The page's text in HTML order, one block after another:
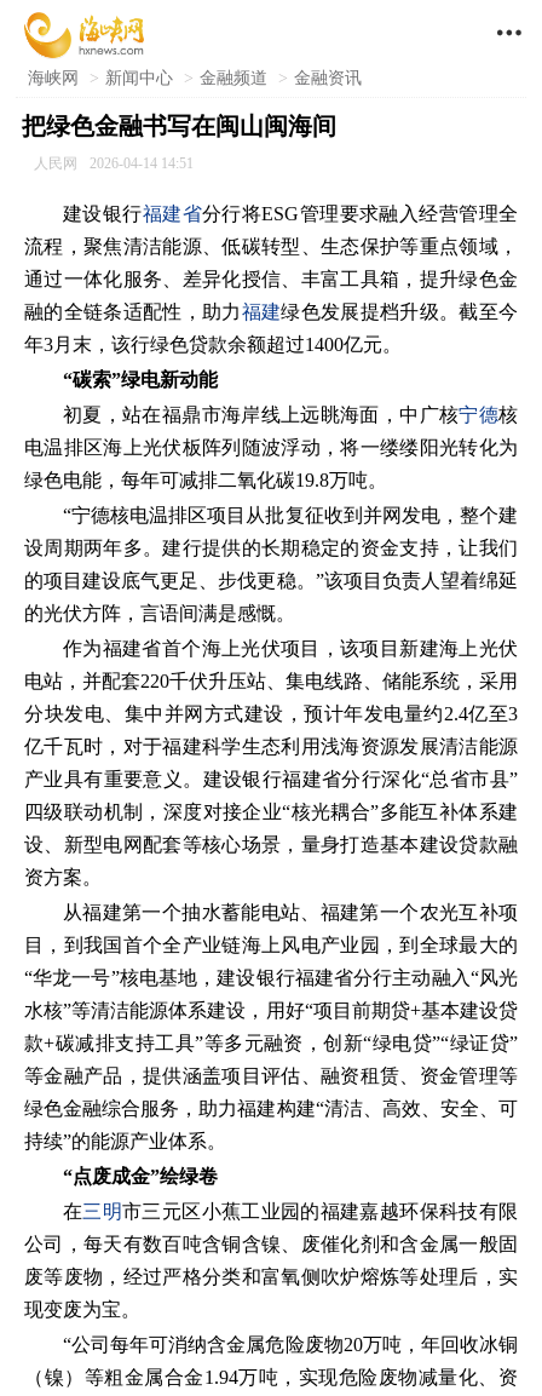

海峡网 > 新闻中心 > 金融频道 > 金融资讯
把绿色金融书写在闽山闽海间
人民网 2026-04-14 14:51
建设银行福建省分行将ESG管理要求融入经营管理全
流程，聚焦清洁能源、低碳转型、生态保护等重点领域，
通过一体化服务、差异化授信、丰富工具箱，提升绿色金
融的全链条适配性，助力福建绿色发展提档升级。截至今
年3月末，该行绿色贷款余额超过1400亿元。
“碳索”绿电新动能
初夏，站在福鼎市海岸线上远眺海面，中广核宁德核
电温排区海上光伏板阵列随波浮动，将一缕缕阳光转化为
绿色电能，每年可减排二氧化碳19.8万吨。
“宁德核电温排区项目从批复征收到并网发电，整个建
设周期两年多。建行提供的长期稳定的资金支持，让我们
的项目建设底气更足、步伐更稳。”该项目负责人望着绵延
的光伏方阵，言语间满是感慨。
作为福建省首个海上光伏项目，该项目新建海上光伏
电站，并配套220千伏升压站、集电线路、储能系统，采用
分块发电、集中并网方式建设，预计年发电量约2.4亿至3
亿千瓦时，对于福建科学生态利用浅海资源发展清洁能源
产业具有重要意义。建设银行福建省分行深化“总省市县”
四级联动机制，深度对接企业“核光耦合”多能互补体系建
设、新型电网配套等核心场景，量身打造基本建设贷款融
资方案。
从福建第一个抽水蓄能电站、福建第一个农光互补项
目，到我国首个全产业链海上风电产业园，到全球最大的
“华龙一号”核电基地，建设银行福建省分行主动融入“风光
水核”等清洁能源体系建设，用好“项目前期贷+基本建设贷
款+碳减排支持工具”等多元融资，创新“绿电贷”“绿证贷”
等金融产品，提供涵盖项目评估、融资租赁、资金管理等
绿色金融综合服务，助力福建构建“清洁、高效、安全、可
持续”的能源产业体系。
“点废成金”绘绿卷
在三明市三元区小蕉工业园的福建嘉越环保科技有限
公司，每天有数百吨含铜含镍、废催化剂和含金属一般固
废等废物，经过严格分类和富氧侧吹炉熔炼等处理后，实
现变废为宝。
“公司每年可消纳含金属危险废物20万吨，年回收冰铜
（镍）等粗金属合金1.94万吨，实现危险废物减量化、资